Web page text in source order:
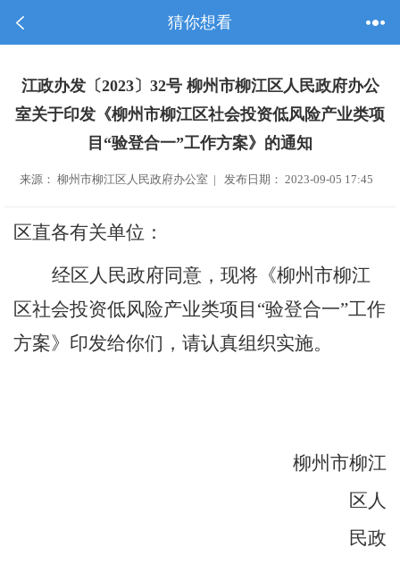
猜你想看
江政办发〔2023〕32号 柳州市柳江区人民政府办公
室关于印发《柳州市柳江区社会投资低风险产业类项
目“验登合一”工作方案》的通知
来源： 柳州市柳江区人民政府办公室 | 发布日期： 2023-09-05 17:45
区直各有关单位：
经区人民政府同意，现将 《柳州市柳江
区社会投资低风险产业类项目 “验登合一”工作
方案》印发给你们，请认真组织实施。
柳州市柳江
区人
民政